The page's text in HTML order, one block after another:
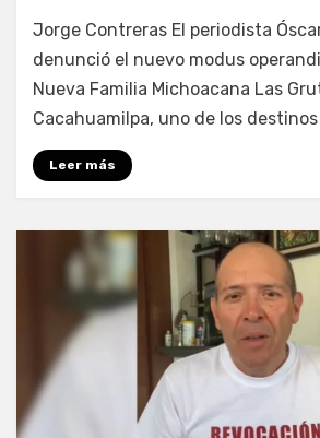
Fernando Miranda Servín
Jorge Contreras El periodista
denunció el nuevo modus
Nueva Familia Michoacana Las
Cacahuamilpa, uno de los
Leer más